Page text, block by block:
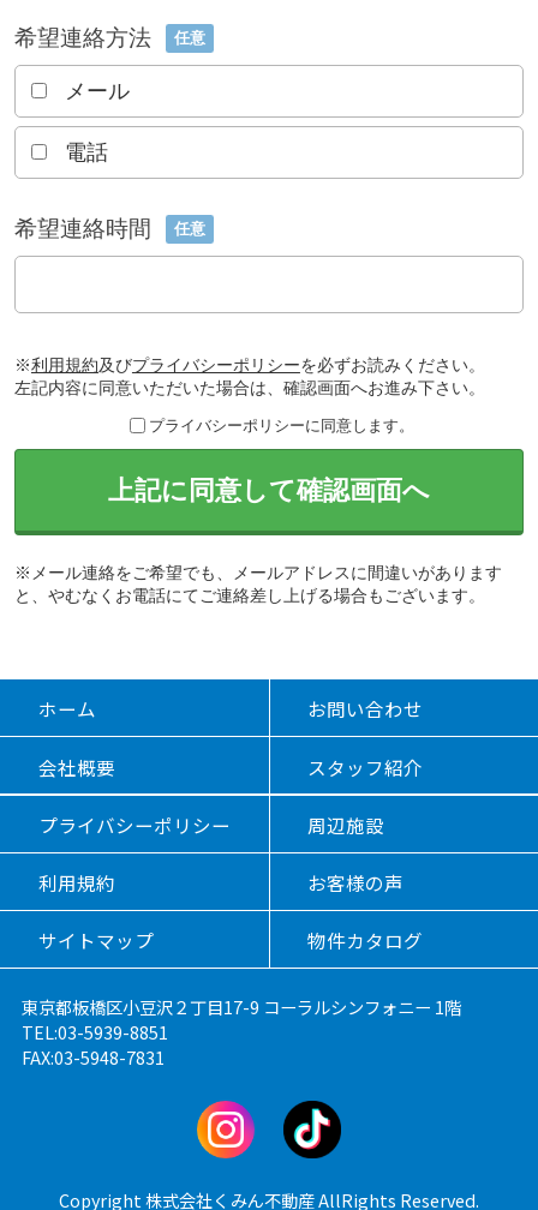
希望連絡方法 任意
メール
電話
希望連絡時間 任意
※利用規約及びプライバシーポリシーを必ずお読みください。
左記内容に同意いただいた場合は、確認画面へお進み下さい。
プライバシーポリシーに同意します。
上記に同意して確認画面へ
※メール連絡をご希望でも、メールアドレスに間違いがあります
と、やむなくお電話にてご連絡差し上げる場合もございます。
ホーム お問い合わせ
会社概要 スタッフ紹介
プライバシーポリシー 周辺施設
利用規約 お客様の声
サイトマップ 物件カタログ
東京都板橋区小豆沢２丁目17-9 コーラルシンフォニー 1階
TEL:03-5939-8851
FAX:03-5948-7831
Copyright 株式会社くみん不動産 AllRights Reserved.